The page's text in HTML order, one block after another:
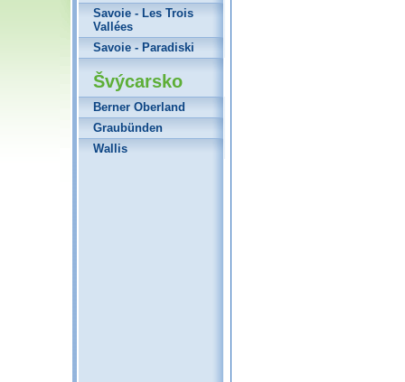
Savoie - Les Trois
Vallées
Savoie - Paradiski
Švýcarsko
Berner Oberland
Graubünden
Wallis